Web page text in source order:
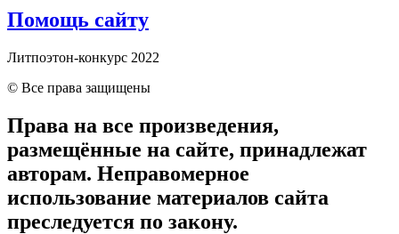
Помощь сайту
Литпоэтон-конкурс 2022
© Все права защищены
Права на все произведения,
размещённые на сайте, принадлежат
авторам. Неправомерное
использование материалов сайта
преследуется по закону.